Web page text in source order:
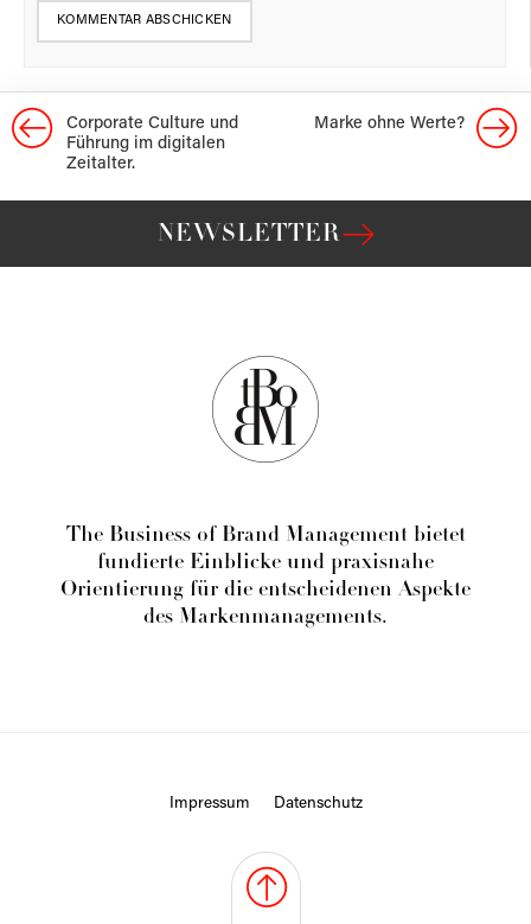
Corporate Culture und
Führung im digitalen
Zeitalter.
Marke ohne Werte?
NEWSLETTER
The Business of Brand Management bietet
fundierte Einblicke und praxisnahe
Orientierung für die entscheidenen Aspekte
des Markenmanagements.
Impressum Datenschutz